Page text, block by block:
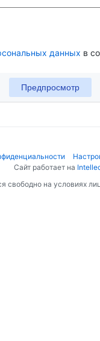
данных в
Сайт работает на
свободно на условиях